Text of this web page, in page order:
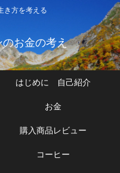
き方を考える
のお金の考え
はじめに 自己紹介
お金
購入商品レビュー
コーヒー